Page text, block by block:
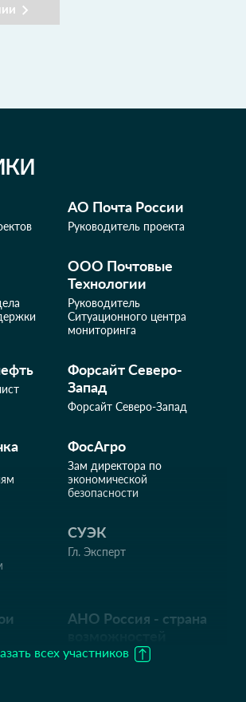
АО Почта России
Руководитель проекта
ООО Почтовые
Технологии
Руководитель
Ситуационного центра
мониторинга
Форсайт Северо-
Запад
Форсайт Северо-Запад
ФосАгро
Зам директора по
экономической
безопасности
СУЭК
Гл. Эксперт
ИБ
АНО Россия - страна
Директор по ИТ
всех участников